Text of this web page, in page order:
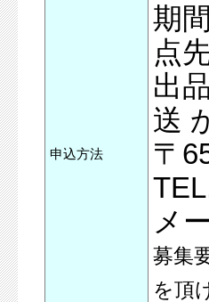
申込方法
期
点
出
送
〒
メ
募集
を頂